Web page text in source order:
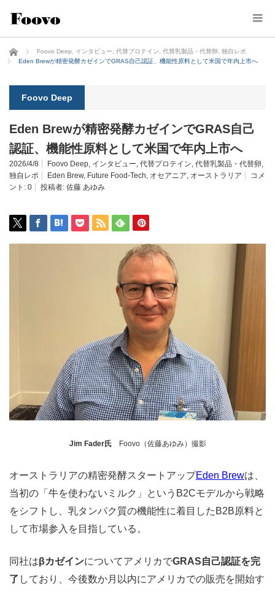
ホーム Foovo Deep インタビュー 代替プロテイン 代替乳製品・代替卵
独自レポ
Eden Brewが精密発酵カゼインでGRAS自己認証、機能性原料として米国で年内上市へ
Foovo Deep
Eden Brewが精密発酵カゼインでGRAS自己
認証、機能性原料として米国で年内上市へ
2026/4/8 Foovo Deep, インタビュー, 代替プロテイン, 代替乳製品・代替卵,
独自レポ
Eden Brew, Future Food-Tech, オセアニア, オーストラリア
コメ
ント: 0 投稿者: 佐藤 あゆみ
Jim Fader氏 Foovo（佐藤あゆみ）撮影
オーストラリアの精密発酵スタートアップEden Brewは、
当初の「牛を使わないミルク」というB2Cモデルから戦略
をシフトし、乳タンパク質の機能性に着目したB2B原料と
して市場参入を目指している。
同社はβカゼインについてアメリカでGRAS自己認証を完
了 しており、今後数か月以内にアメリカでの販売を開始す